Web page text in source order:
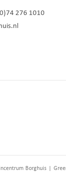
25 mm x 19 mm
276 1010
Borghuis